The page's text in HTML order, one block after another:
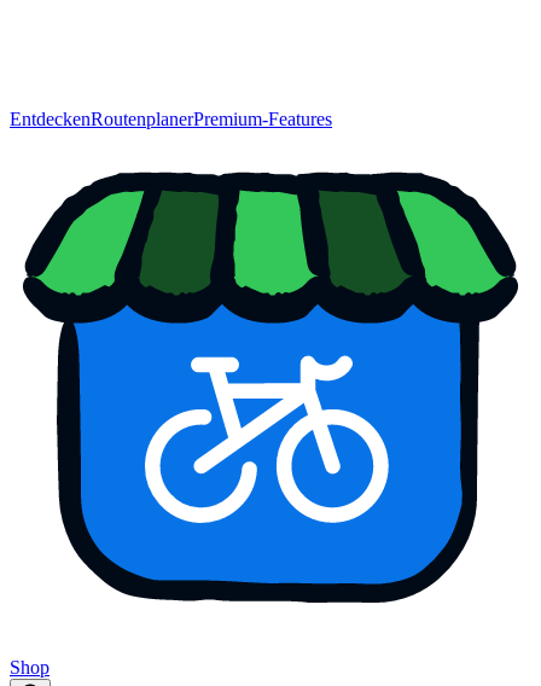
EntdeckenRoutenplanerPremium-Features
Shop